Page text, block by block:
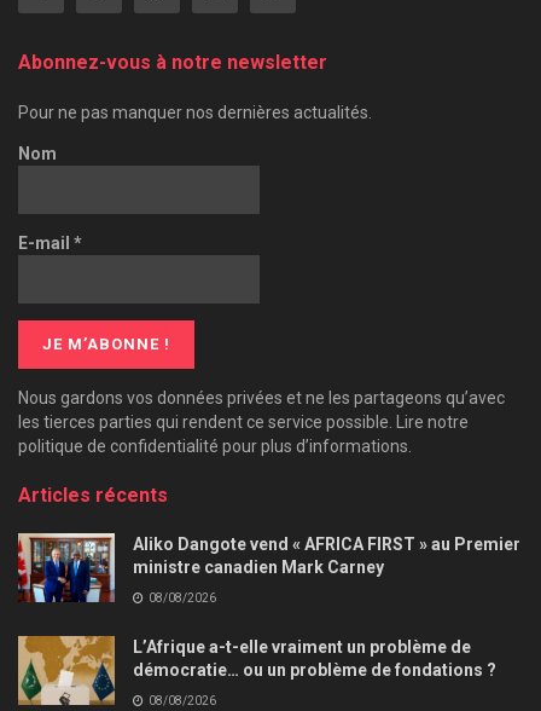
Abonnez-vous à notre newsletter
Pour ne pas manquer nos dernières actualités.
Nom
E-mail *
Nous gardons vos données privées et ne les partageons qu’avec
les tierces parties qui rendent ce service possible. Lire notre
politique de confidentialité pour plus d’informations.
Articles récents
Aliko Dangote vend « AFRICA FIRST » au Premier
ministre canadien Mark Carney
08/08/2026
L’Afrique a-t-elle vraiment un problème de
démocratie… ou un problème de fondations ?
08/08/2026